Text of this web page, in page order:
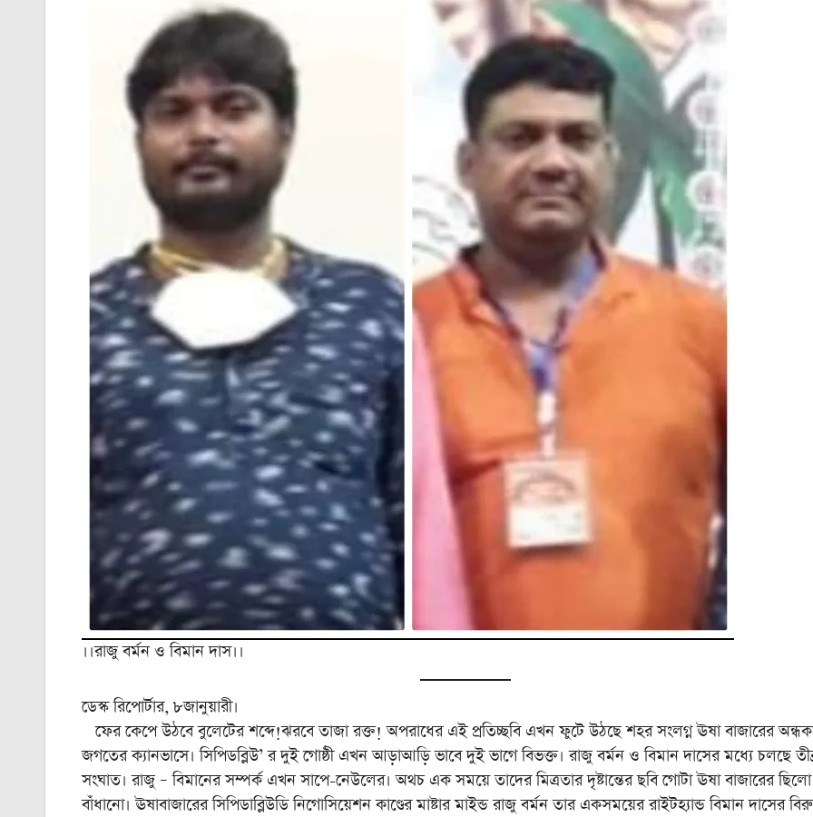
।।রাজু বর্মন ও বিমান দাস।।
ডেস্ক রিপোর্টার, ৮জানুয়ারী।
ফের কেপে উঠবে বুলেটের শব্দে!ঝরবে তাজা রক্ত! অপরাধের এই প্রতিচ্ছবি এখন ফুটে উঠছে শহর সংলগ্ন ঊষা বাজারের
জগতের ক্যানভাসে। সিপিডব্লিউ’ র দুই গোষ্ঠী এখন আড়াআড়ি ভাবে দুই ভাগে বিভক্ত। রাজু বর্মন ও বিমান দাসের মধ্যে চলছে
সংঘাত। রাজু – বিমানের সম্পর্ক এখন সাপে-নেউলের। অথচ এক সময়ে তাদের মিত্রতার দৃষ্টান্তের ছবি গোটা ঊষা বাজারের ছিলো
বাঁধানো। ঊষাবাজারের সিপিডাব্লিউডি নিগোসিয়েশন কাণ্ডের মাষ্টার মাইন্ড রাজু বর্মন তার একসময়ের রাইটহ্যান্ড বিমান দাসের